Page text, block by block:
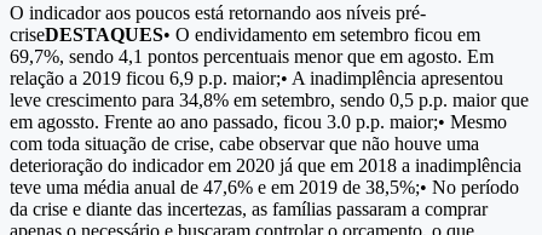
O indicador aos poucos está retornando aos níveis pré-
criseDESTAQUES• O endividamento em setembro ficou em
69,7%, sendo 4,1 pontos percentuais menor que em agosto. Em
relação a 2019 ficou 6,9 p.p. maior;• A inadimplência apresentou
leve crescimento para 34,8% em setembro, sendo 0,5 p.p. maior que
em agossto. Frente ao ano passado, ficou 3.0 p.p. maior;• Mesmo
com toda situação de crise, cabe observar que não houve uma
deterioração do indicador em 2020 já que em 2018 a inadimplência
teve uma média anual de 47,6% e em 2019 de 38,5%;• No período
da crise e diante das incertezas, as famílias passaram a comprar
apenas o necessário e buscaram controlar o orçamento, o que